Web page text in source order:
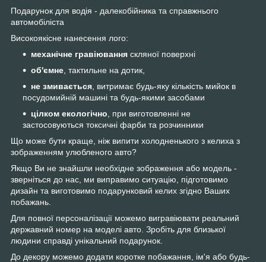
Подарунок для водія - далекобійника та справжнього
автомобіліста
Високоякісне нанесення лого:
механічне гравіювання скляної поверхні
об'ємне , тактильне на дотик,
не змивається , витримає будь-яку кількість мийок в
посудомийній машині та будь-якими засобами
цілком екологічно , при виготовленні не
застосовуються токсичні фарби та розчинники
Що може бути краще, ніж випити холодненького з келиха з
зображенням улюбленого авто?
Якщо Ви не знайшли необхідне зображення або модель -
зверніться до нас, ми виправимо ситуацію, підготовимо
дизайн та виготовимо подарунковий келих згідно Ваших
побажань.
Для повної персоналізації можемо вигравіювати реальний
державний номер на моделі авто. Зробіть для близької
людини справді унікальний подарунок.
До декору можемо додати коротке побажання, ім'я або будь-